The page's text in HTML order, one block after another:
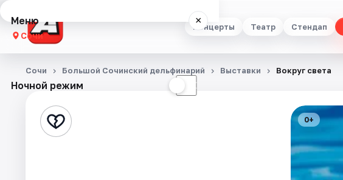
Концерты Театр Стендап
Меню ×
Сочи
Концерты
Стендап
Ночной режим ☾
Сочи Большой Сочинский дельфинарий Выставки Вокруг света
0+